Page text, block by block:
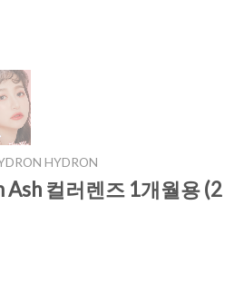
HYDRON
컬러렌즈 1개월용 (2